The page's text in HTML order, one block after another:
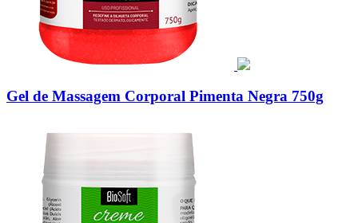
Gel de Massagem Corporal Pimenta Negra 750g